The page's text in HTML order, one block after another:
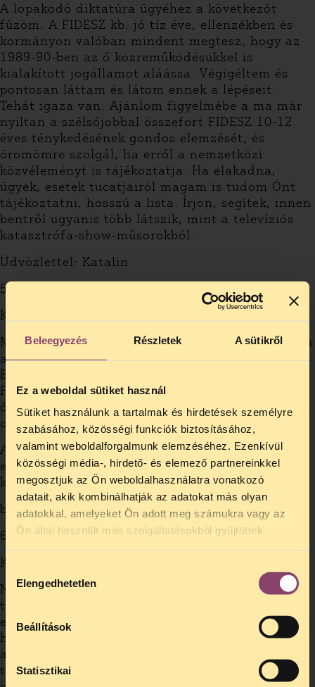
Beleegyezés Részletek A sütikről
Ez a weboldal sütiket használ
Sütiket használunk a tartalmak és hirdetések személyre
szabásához, közösségi funkciók biztosításához,
valamint weboldalforgalmunk elemzéséhez. Ezenkívül
közösségi média-, hirdető- és elemező partnereinkkel
megosztjuk az Ön weboldalhasználatra vonatkozó
adatait, akik kombinálhatják az adatokat más olyan
adatokkal, amelyeket Ön adott meg számukra vagy az
Ön által használt más szolgáltatásokból gyűjtöttek.
Hozzájárulás
kiválasztása
Elengedhetetlen
Beállítások
Statisztikai
A lopakodó diktatúra ügyéhez a következőt
fűzöm. A FIDESZ kb. jó tíz éve, ellenzékben és
kormányon valóban mindent megtesz, hogy az
1989-90-ben az ő közreműködésükkel is
kialakított jogállamot aláássa. Végigéltem és
pontosan láttam és látom ennek a lépéseit.
Tehát igaza van. Ajánlom figyelmébe a ma már
nyiltan a szélsőjobbal összefort FIDESZ 10-12
éves ténykedésének gondos elemzését, és
örömömre szolgál, ha erről a nemzetközi
közvéleményt is tájékoztatja. Ha elakadna,
ügyek, esetek tucatjairól magam is tudom Önt
tájékoztatni, hosszú a lista. Írjon, segítek, innen
bentről ugyanis több látszik, mint a televíziós
katasztrófa-show-műsorokból.
Üdvözlettel: Katalin
5. blabla 2006-10-29
Kedves Katalin!
Miért nem látja, hogy a mostani kormány lassan
a kádári diktatúra eszközeit használja?
Bizonyára sok bűnét fel tudja sorolni a
FIDESZnek. Ezek ellen is kűzdeni kell(ene), de
őszinte bánatomra, erre a mostani kormány ad
okot.
A TASZ-nak pedig gratulálok az
elfogulatlanságáért, ahogy politika mentesen
kiállnak az emberi jogokért!
blabla
6. karakter 2006-10-30
Kedves Blabla!
Nem tudom Ön hány éves és milyen
tapasztalatai vannak “e kádári diktatúra”
eszközeit illetően, érdekelne is mit ért alatta, és
hogy a mai helyzet miben emlékeztet az
akkorira, de a helyzet az, hogy a Fidesz
támadásai a jogállam ellen már közel 10